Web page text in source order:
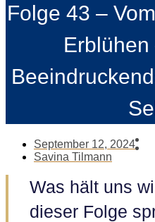
Folge 43 –
September 12, 2024
Savina Tilmann
Was hält uns
dieser Folge